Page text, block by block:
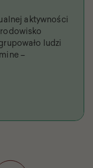
aktywności
ludzi
–